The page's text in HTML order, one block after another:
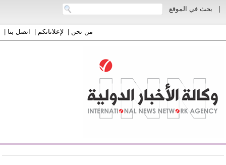
بحث في الموقع
من نحن| لإعلاناتكم| اتصل بنا|